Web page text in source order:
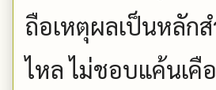
ถือเหตุผลเป็นหลัก
ไหล ไม่ชอบแค้นเคื